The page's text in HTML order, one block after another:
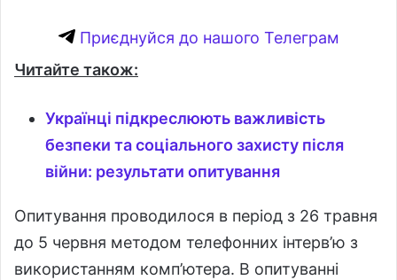
Приєднуйся до нашого Телеграм
Читайте також:
Українці підкреслюють важливість
безпеки та соціального захисту після
війни: результати опитування
Опитування проводилося в період з 26 травня
до 5 червня методом телефонних інтерв’ю з
використанням комп’ютера. В опитуванні